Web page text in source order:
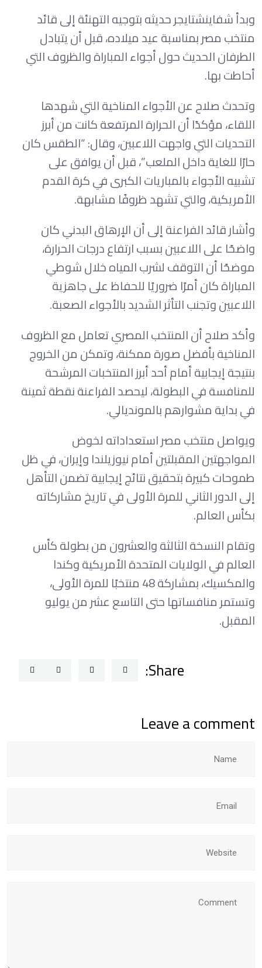
وبدأ شفاينشتايجر حديثه بتوجيه التهنئة إلى قائد
منتخب مصر بمناسبة عيد ميلاده، قبل أن يتبادل
الطرفان الحديث حول أجواء المباراة والظروف التي
أحاطت بها.
وتحدث صلاح عن الأجواء المناخية التي شهدها
اللقاء، مؤكدًا أن الحرارة المرتفعة كانت من أبرز
التحديات التي واجهت اللاعبين، وقال: “الطقس كان
حارًا للغاية داخل الملعب”، قبل أن يوافق على
تشبيه الأجواء بالمباريات الكبرى في كرة القدم
الأمريكية، والتي تشهد ظروفًا مشابهة.
وأشار قائد الفراعنة إلى أن الإرهاق البدني كان
واضحًا على اللاعبين بسبب ارتفاع درجات الحرارة،
موضحًا أن التوقف لشرب المياه خلال شوطي
المباراة كان أمرًا ضروريًا للحفاظ على جاهزية
اللاعبين وتجنب التأثر الشديد بالأجواء الصعبة.
وأكد صلاح أن المنتخب المصري تعامل مع الظروف
المناخية بأفضل صورة ممكنة، وتمكن من الخروج
بنتيجة إيجابية أمام أحد أبرز المنتخبات المرشحة
للمنافسة في البطولة، ليحصد الفراعنة نقطة ثمينة
في بداية مشوارهم بالمونديالي.
ويواصل منتخب مصر استعداداته لخوض
المواجهتين المقبلتين أمام نيوزيلندا وإيران، في ظل
طموحات كبيرة بتحقيق نتائج إيجابية تضمن التأهل
إلى الدور الثاني للمرة الأولى في تاريخ مشاركاته
بكأس العالم.
وتقام النسخة الثالثة والعشرون من بطولة كأس
العالم في الولايات المتحدة الأمريكية وكندا
والمكسيك، بمشاركة 48 منتخبًا للمرة الأولى،
وتستمر منافساتها حتى التاسع عشر من يوليو
المقبل.
Share:
Leave a comment